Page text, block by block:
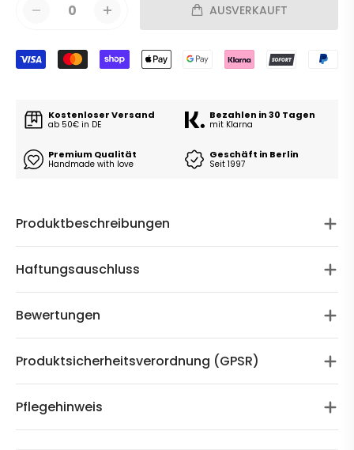
0 AUSVERKAUFT
Kostenloser Versand
ab 50€ in DE
Bezahlen in 30 Tagen
mit Klarna
Premium Qualität
Handmade with love
Geschäft in Berlin
Seit 1997
Produktbeschreibungen
Haftungsauschluss
Bewertungen
Produktsicherheitsverordnung (GPSR)
Pflegehinweis